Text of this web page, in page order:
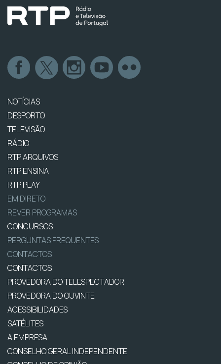
NOTÍCIAS
DESPORTO
TELEVISÃO
RÁDIO
RTP ARQUIVOS
RTP ENSINA
RTP PLAY
EM DIRETO
REVER PROGRAMAS
CONCURSOS
PERGUNTAS FREQUENTES
CONTACTOS
CONTACTOS
PROVEDORA DO TELESPECTADOR
PROVEDORA DO OUVINTE
ACESSIBILIDADES
SATÉLITES
A EMPRESA
CONSELHO GERAL INDEPENDENTE